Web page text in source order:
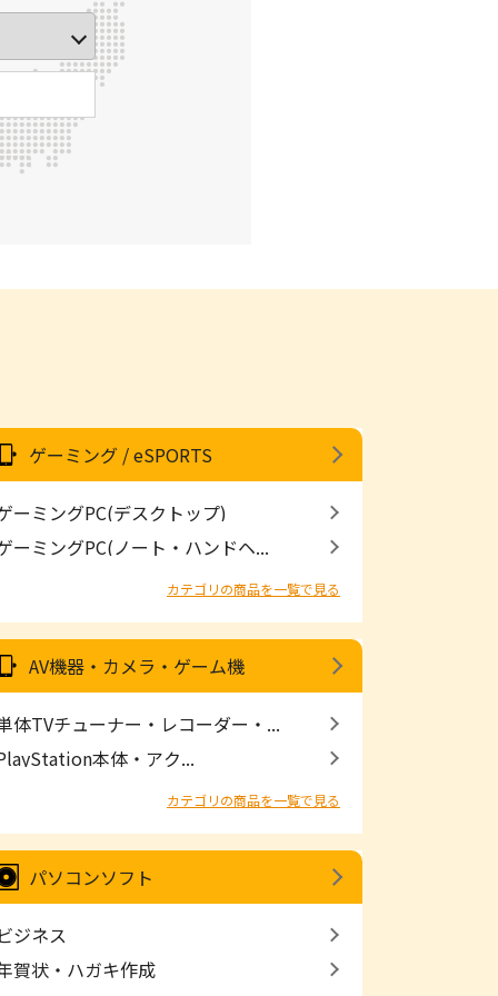
ゲーミング / eSPORTS
ーミングPC(デスクトップ)
ーミングPC(ノート・ハンドヘ...
カテゴリの商品を一覧で見る
AV機器・カメラ・ゲーム機
体TVチューナー・レコーダー・...
本体・アク...
カテゴリの商品を一覧で見る
パソコンソフト
ジネス
賀状・ハガキ作成